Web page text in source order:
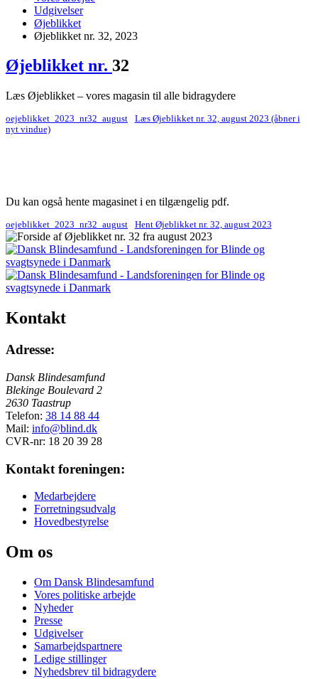
Udgivelser
Øjeblikket
Øjeblikket nr. 32, 2023
Øjeblikket nr. 32
Læs Øjeblikket – vores magasin til alle bidragydere
oejeblikket_2023_nr32_august
Læs Øjeblikket nr. 32, august 2023 (åbner i
nyt vindue)
Du kan også hente magasinet i en tilgængelig pdf.
oejeblikket_2023_nr32_august Hent Øjeblikket nr. 32, august 2023
Kontakt
Adresse:
Dansk Blindesamfund
Blekinge Boulevard 2
2630 Taastrup
Telefon: 38 14 88 44
Mail: info@blind.dk
CVR-nr: 18 20 39 28
Kontakt foreningen:
Medarbejdere
Forretningsudvalg
Hovedbestyrelse
Om os
Om Dansk Blindesamfund
Vores politiske arbejde
Nyheder
Presse
Udgivelser
Samarbejdspartnere
Ledige stillinger
Nyhedsbrev til bidragydere